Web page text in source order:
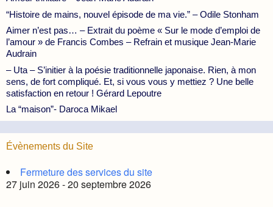
“Histoire de mains, nouvel épisode de ma vie.” – Odile Stonham
Aimer n’est pas… – Extrait du poème « Sur le mode d’emploi de
l’amour » de Francis Combes – Refrain et musique Jean-Marie
Audrain
– Uta – S’initier à la poésie traditionnelle japonaise. Rien, à mon
sens, de fort compliqué. Et, si vous vous y mettiez ? Une belle
satisfaction en retour ! Gérard Lepoutre
La “maison”- Daroca Mikael
Évènements du Site
Fermeture des services du site
27 juin 2026 - 20 septembre 2026